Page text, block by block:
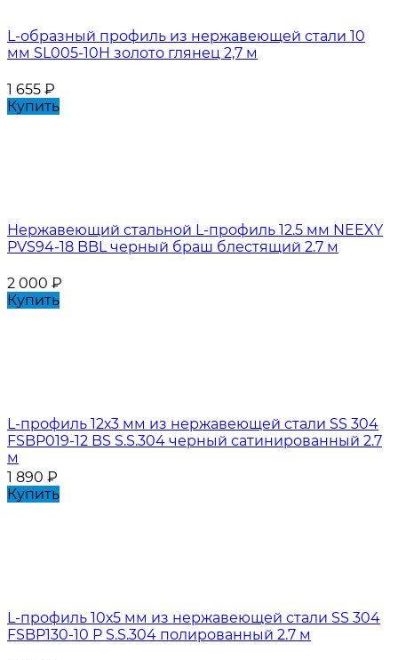
L-образный профиль из нержавеющей стали 10
мм SL005-10H золото глянец 2,7 м
1 655 ₽
Купить
Нержавеющий стальной L-профиль 12.5 мм NEEXY
PVS94-18 BBL черный браш блестящий 2.7 м
2 000 ₽
Купить
L-профиль 12х3 мм из нержавеющей стали SS 304
FSBP019-12 BS S.S.304 черный сатинированный 2.7
м
1 890 ₽
Купить
L-профиль 10х5 мм из нержавеющей стали SS 304
FSBP130-10 P S.S.304 полированный 2.7 м